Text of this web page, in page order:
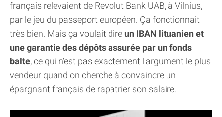
français relevaient de Revolut Bank UAB, à Vilnius,
par le jeu du passeport européen. Ça fonctionnait
très bien. Mais ça voulait dire un IBAN lituanien et
une garantie des dépôts assurée par un fonds
balte, ce qui n'est pas exactement l'argument le plus
vendeur quand on cherche à convaincre un
épargnant français de rapatrier son salaire.